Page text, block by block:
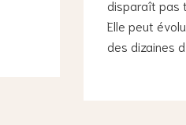
disparaît pas
Elle peut
des dizaines